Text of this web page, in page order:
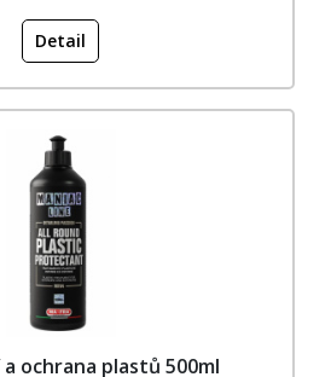
Detail
ochrana plastů 500ml